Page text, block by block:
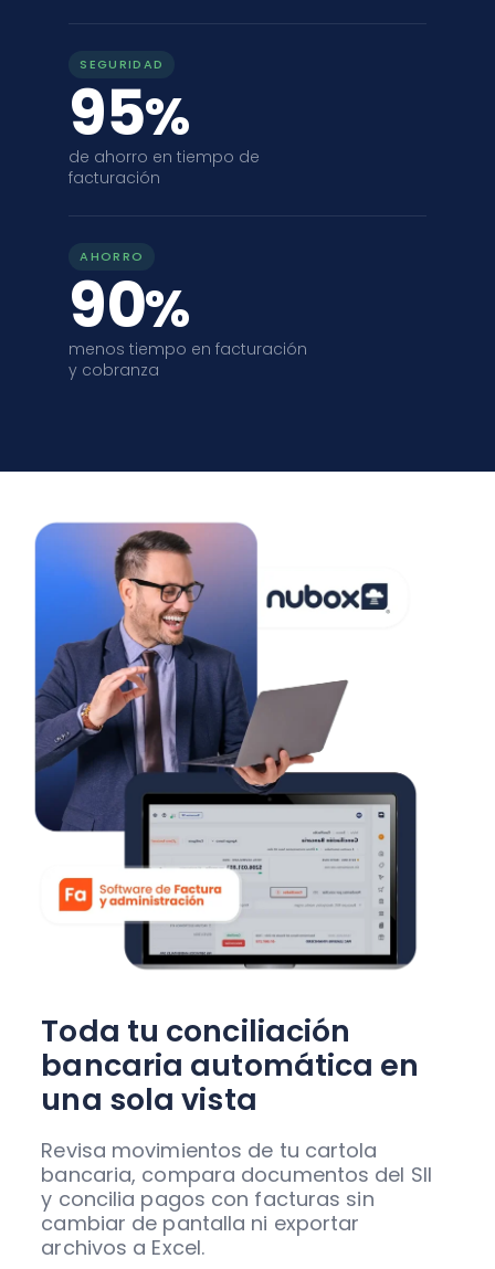
SEGURIDAD
95%
de ahorro en tiempo de
facturación
AHORRO
90%
menos tiempo en facturación
y cobranza
Toda tu conciliación
bancaria automática en
una sola vista
Revisa movimientos de tu cartola
bancaria, compara documentos del SII
y concilia pagos con facturas sin
cambiar de pantalla ni exportar
archivos a Excel.